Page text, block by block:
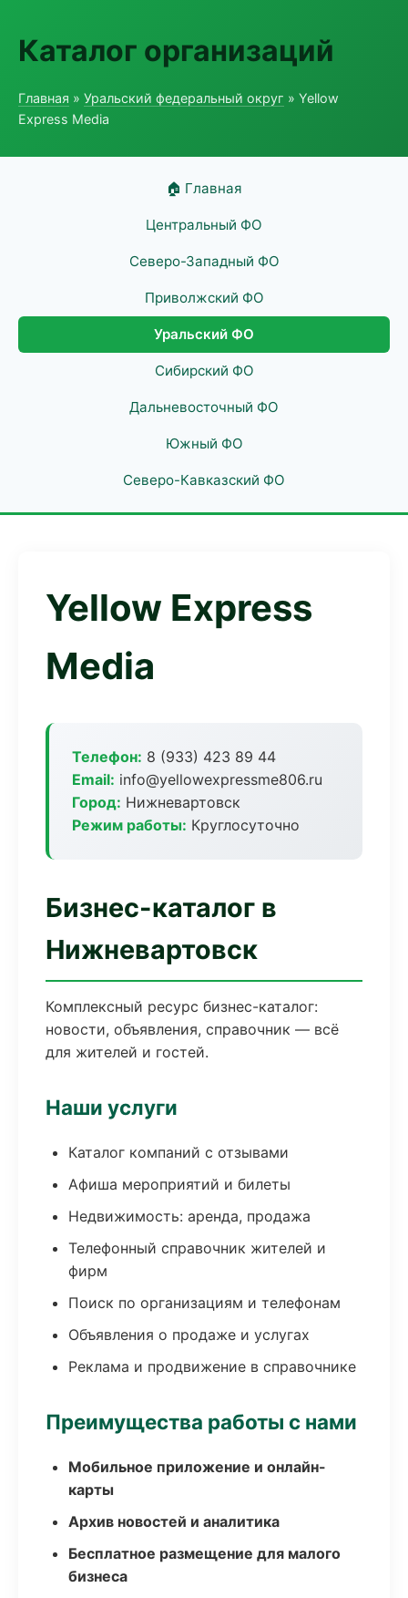
Каталог организаций
Главная » Уральский федеральный округ » Yellow
Express Media
🏠 Главная
Центральный ФО
Северо-Западный ФО
Приволжский ФО
Уральский ФО
Сибирский ФО
Дальневосточный ФО
Южный ФО
Северо-Кавказский ФО
Yellow Express
Media
Телефон: 8 (933) 423 89 44
Email: info@yellowexpressme806.ru
Город: Нижневартовск
Режим работы: Круглосуточно
Бизнес-каталог в
Нижневартовск
Комплексный ресурс бизнес-каталог:
новости, объявления, справочник — всё
для жителей и гостей.
Наши услуги
Каталог компаний с отзывами
Афиша мероприятий и билеты
Недвижимость: аренда, продажа
Телефонный справочник жителей и
фирм
Поиск по организациям и телефонам
Объявления о продаже и услугах
Реклама и продвижение в справочнике
Преимущества работы с нами
Мобильное приложение и онлайн-
карты
Архив новостей и аналитика
Бесплатное размещение для малого
бизнеса